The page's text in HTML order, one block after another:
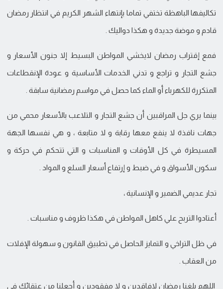
تكاليفها الباهظة تختفي تماما بإنتهاء الشهر الكريم في انتظار رمضان
قادم و موضة جديدة و هكذا دواليك .
فمع إقتراب رمضان لايخشي المواطن البسيط إلا جنون الأسعار و
جشع التجار و تراجع و تدني الخدمات الأساسية و عودة الإنقطاعات
المتكررة للكهرباء أو الماء كما حصل في مواسم رمضانية سابقة .
بينما يري جل المراقبين أن جشع التجار و التلاعب بالأسعار محمي من
جهات نافذة لا ينفع معها رقابة و لا متابعة ، و هي نفسها الجهة
المسيطرة في كل الأوقات و المناسبات و التي تتحكم في حركة و
سكون الأسواق و في ضبط و إرتفاع أسعار السلع و المواد .
تجار عديمي الضمير و الإنسانية ،
أعتادوا التربح علي كاهل المواطن في هكذا ظروف و مناسبات .
في ظل التراخي و التمايز الحاصل في تطبيق القانون و سهولة الإفلات
من العقاب .
اللهم بلغنا رمضان لافاقدين و لا مفقودين و أجعلنا من عتقائك في